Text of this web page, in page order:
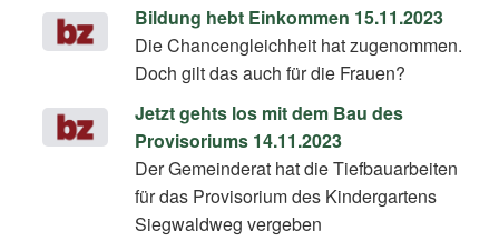
Bildung hebt Einkommen 15.11.2023
Die Chancengleichheit hat zugenommen.
Doch gilt das auch für die Frauen?
Jetzt gehts los mit dem Bau des
Provisoriums 14.11.2023
Der Gemeinderat hat die Tiefbauarbeiten
für das Provisorium des Kindergartens
Siegwaldweg vergeben